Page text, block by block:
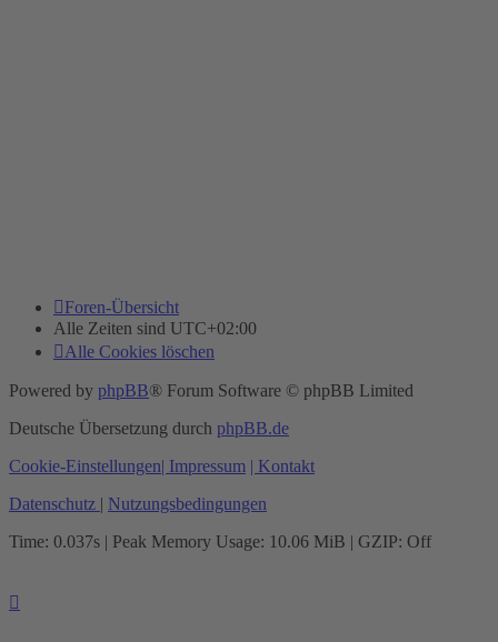
Foren-Übersicht
Alle Zeiten sind UTC+02:00
Alle Cookies löschen
Powered by phpBB® Forum Software © phpBB Limited
Deutsche Übersetzung durch phpBB.de
Cookie-Einstellungen| Impressum | Kontakt
Datenschutz | Nutzungsbedingungen
Time: 0.037s | Peak Memory Usage: 10.06 MiB | GZIP: Off